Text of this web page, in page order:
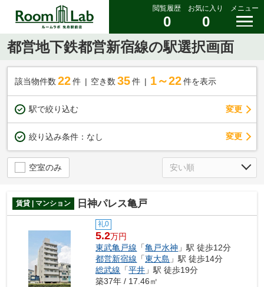
閲覧履歴
0
お気に入り
0
メニュー
都営地下鉄都営新宿線の駅選択画面
該当物件数 22件 空き数 35 件 1～22 件を表示
駅で絞り込む 変更
絞り込み条件： なし 変更
空室のみ
賃貸 | マンション 日神パレス亀戸
礼0
5.2万円
東武亀戸線 「亀戸水神 」駅 徒歩12分
都営新宿線 「東大島 」駅 徒歩14分
総武線 「平井 」駅 徒歩19分
築37年 / 17.46㎡